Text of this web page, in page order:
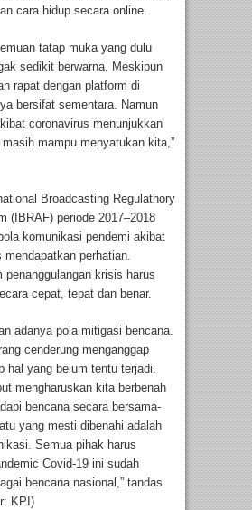
cara hidup secara online.
tatap muka yang dulu
sedikit berwarna. Meskipun
rapat dengan platform di
bersifat sementara. Namun
coronavirus menunjukkan
masih mampu menyatukan kita,”
Broadcasting Regulathory
(IBRAF) periode 2017–2018
komunikasi pendemi akibat
mendapatkan perhatian.
penanggulangan krisis harus
cepat, tepat dan benar.
adanya pola mitigasi bencana.
cenderung menganggap
hal yang belum tentu terjadi.
mengharuskan kita berbenah
bencana secara bersama-
yang mesti dibenahi adalah
Semua pihak harus
Covid-19 ini sudah
bencana nasional,” tandas
KPI)